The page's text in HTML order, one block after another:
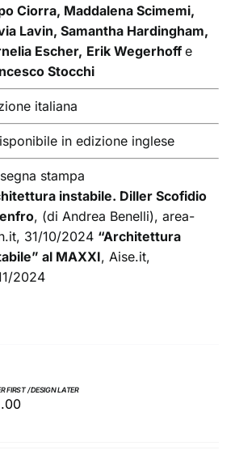
Ciorra, Maddalena Scimemi,
Lavin, Samantha Hardingham,
Escher, Erik Wegerhoffe
Stocchi
italiana
in edizione inglese
stampa
instabile. Diller Scofidio
, (di Andrea Benelli), area-
31/10/2024 “Architettura
al MAXXI, Aise.it,
2024
FIRST / DESIGN LATER